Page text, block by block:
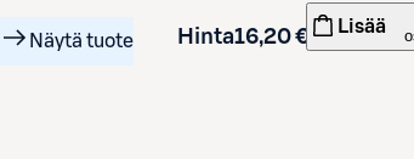
Näytä tuote Hinta16,20 € Lisää